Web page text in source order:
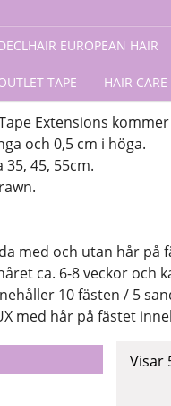
EUROPEAN HAIR
TAPE HAIR CARE
Extensions
och 0,5 cm i höga.
45, 55cm.
med och utan hår på
ca. 6-8 veckor och
10 fästen / 5
med hår på fästet
Visar